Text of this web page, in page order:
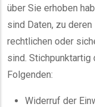
über Sie erhoben
sind Daten, zu
rechtlichen oder
sind.
Folgenden:
Widerruf der